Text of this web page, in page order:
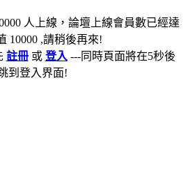
人上線，論壇上線會員數已經達
10000 ,請稍後再來!
註冊或 登入 ---同時頁面將在5秒後
到登入界面!